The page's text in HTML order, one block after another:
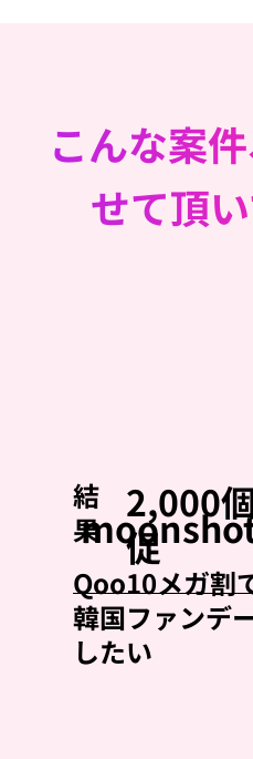
Qoo10メガ割
韓国ファンデ
したい
結
果
2,000
促
こんな案
せて頂